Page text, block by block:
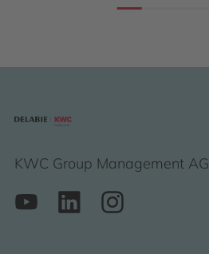
KWC Group Management AG